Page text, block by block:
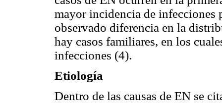
mayor incidencia de infecciones
observado diferencia en la
hay casos familiares, en los
infecciones (4).
Etiología
Dentro de las causas de EN se